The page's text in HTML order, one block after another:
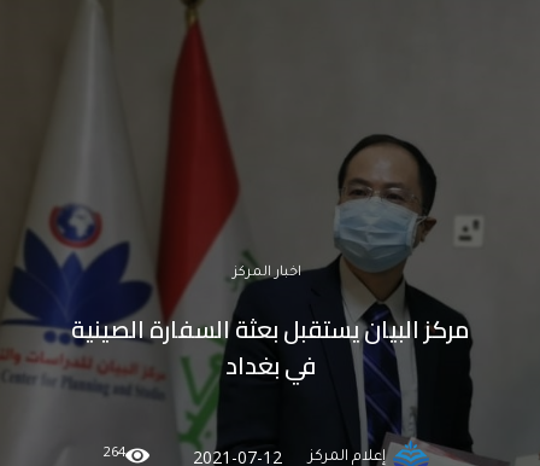
اخبار المركز
مركز البيان يستقبل بعثة السفارة الصينية
في بغداد
إعلام المركز 2021-07-12
264